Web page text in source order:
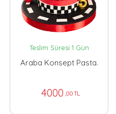
Teslim Süresi 1 Gün
Araba Konsept Pasta.
4000 ,00 TL